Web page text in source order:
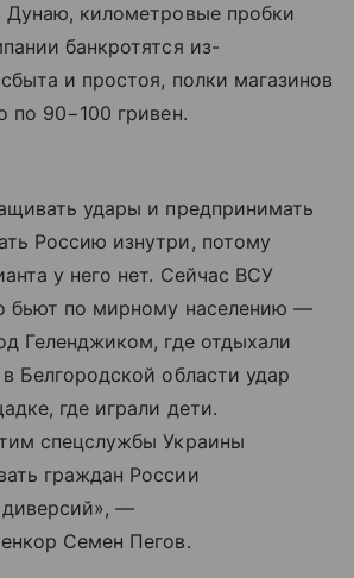
километровые пробки
банкротятся из-
и простоя, полки магазинов
по 90−100 гривен.
удары и предпринимать
Россию изнутри, потому
у него нет. Сейчас ВСУ
бьют по мирному населению —
Геленджиком, где отдыхали
Белгородской области удар
где играли дети.
спецслужбы Украины
граждан России
—
Семен Пегов.